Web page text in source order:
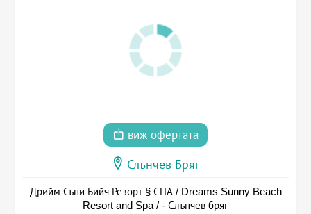
виж офертата
Слънчев Бряг
Дрийм Съни Бийч Резорт § СПА / Dreams Sunny Beach
Resort and Spa / - Слънчев бряг